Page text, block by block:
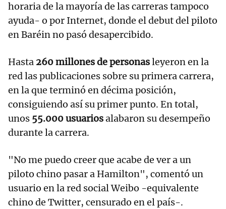
horaria de la mayoría de las carreras tampoco
ayuda- o por Internet, donde el debut del piloto
en Baréin no pasó desapercibido.
Hasta 260 millones de personasleyeron en la
red las publicaciones sobre su primera carrera,
en la que terminó en décima posición,
consiguiendo así su primer punto. En total,
unos 55.000 usuariosalabaron su desempeño
durante la carrera.
"No me puedo creer que acabe de ver a un
piloto chino pasar a Hamilton", comentó un
usuario en la red social Weibo -equivalente
chino de Twitter, censurado en el país-.